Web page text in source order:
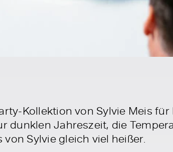
Kollektion von Sylvie Meis
dunklen Jahreszeit, die
Sylvie gleich viel heißer.